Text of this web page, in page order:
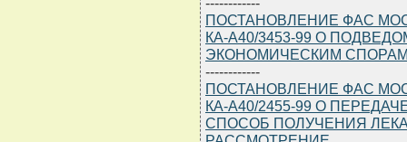
ПОСТАНОВЛЕНИЕ ФАС
КА-А40/3453-99 О
ЭКОНОМИЧЕСКИМ
------------
ПОСТАНОВЛЕНИЕ ФАС
КА-А40/2455-99 О
СПОСОБ ПОЛУЧЕНИЯ